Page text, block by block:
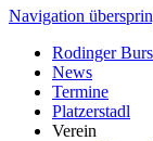
Navigation
Rodinger
News
Termine
Platzerstadl
Verein